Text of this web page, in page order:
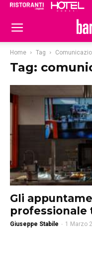
Home Tag
Tag:
Gli
professionale
Giuseppe Stabile - 1 Marzo